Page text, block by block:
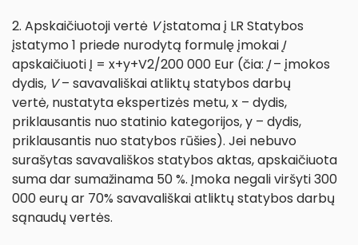
2. Apskaičiuotoji vertė Vįstatoma į LR Statybos
įstatymo 1 priede nurodytą formulę įmokaiĮ
apskaičiuoti Į = x+y+V2/200 000 Eur (čia:Į– įmokos
dydis, V– savavališkai atliktų statybos darbų
vertė, nustatyta ekspertizės metu, x – dydis,
priklausantis nuo statinio kategorijos, y – dydis,
priklausantis nuo statybos rūšies). Jei nebuvo
surašytas savavališkos statybos aktas, apskaičiuota
suma dar sumažinama 50 %. Įmoka negali viršyti 300
000 eurų ar 70% savavališkai atliktų statybos darbų
sąnaudų vertės.